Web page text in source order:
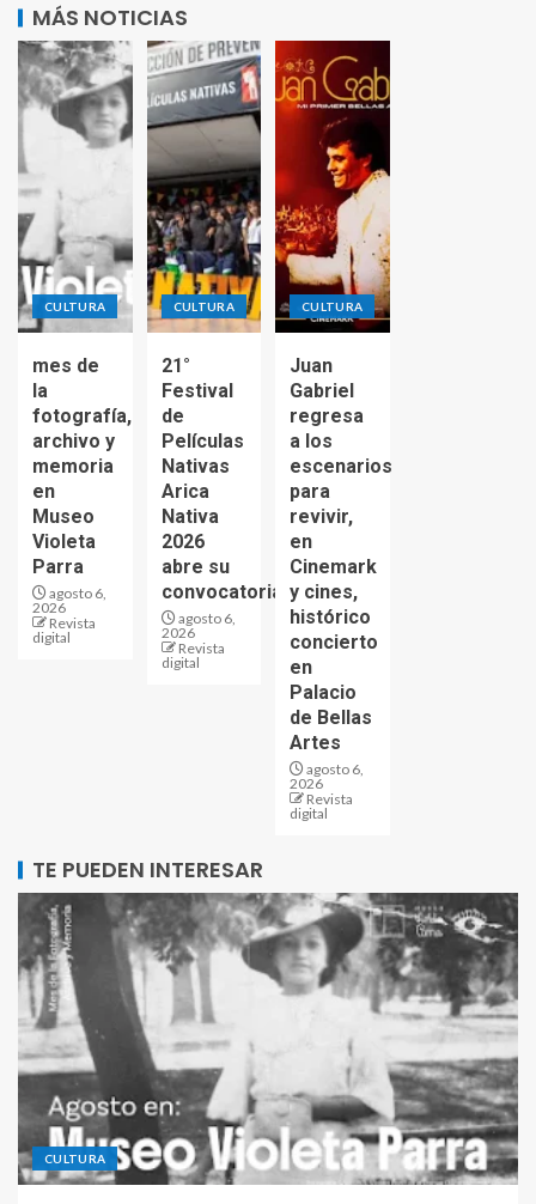
MÁS NOTICIAS
CULTURA
mes de
la
fotografía,
archivo y
memoria
en
Museo
Violeta
Parra
agosto 6,
2026
Revista
digital
CULTURA
21°
Festival
de
Películas
Nativas
Arica
Nativa
2026
abre su
convocatoria
agosto 6,
2026
Revista
digital
CULTURA
Juan
Gabriel
regresa
a los
escenarios
para
revivir,
en
Cinemark
y cines,
histórico
concierto
en
Palacio
de Bellas
Artes
agosto 6,
2026
Revista
digital
TE PUEDEN INTERESAR
CULTURA